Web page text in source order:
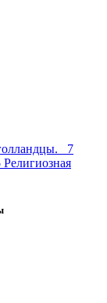
7
Религиозная